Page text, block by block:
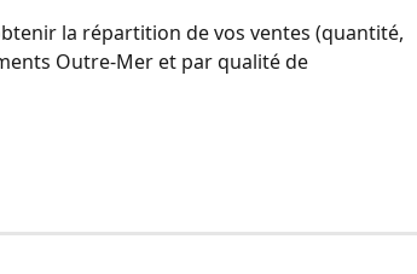
la répartition de vos ventes (quantité,
Outre-Mer et par qualité de